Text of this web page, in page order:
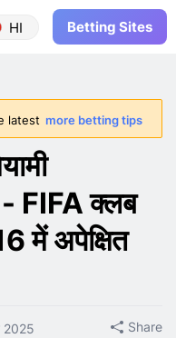
HI Betting Sites
latest more betting tips
- FIFA क्लब
में अपेक्षित
2025 Share